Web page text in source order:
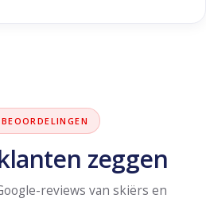
zeggen
reviews van skiërs en